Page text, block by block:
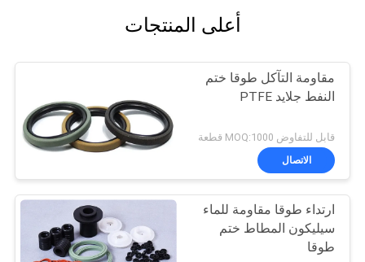
أعلى المنتجات
مقاومة التآكل طوقا ختم
النفط جلايد PTFE
قابل للتفاوض MOQ:1000 قطعة
الاتصال
ارتداء طوقا مقاومة للماء
سيليكون المطاط ختم
طوقا